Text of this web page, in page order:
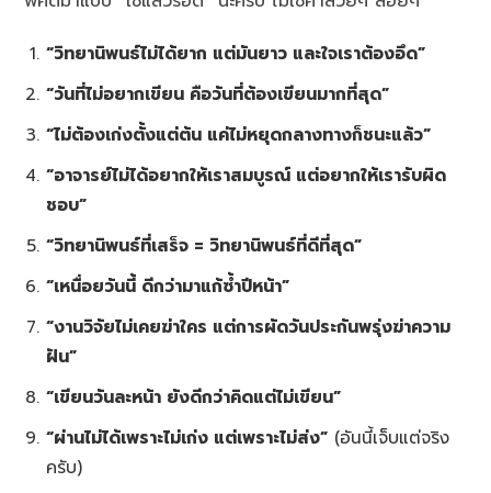
“วิทยานิพนธ์ไม่ได้ยาก แต่มันยาว และใจเราต้องอึด”
“วันที่ไม่อยากเขียน คือวันที่ต้องเขียนมากที่สุด”
“ไม่ต้องเก่งตั้งแต่ต้น แค่ไม่หยุดกลางทางก็ชนะแล้ว”
“อาจารย์ไม่ได้อยากให้เราสมบูรณ์ แต่อยากให้เรารับผิด
ชอบ”
“วิทยานิพนธ์ที่เสร็จ = วิทยานิพนธ์ที่ดีที่สุด”
“เหนื่อยวันนี้ ดีกว่ามาแก้ซ้ำปีหน้า”
“งานวิจัยไม่เคยฆ่าใคร แต่การผัดวันประกันพรุ่งฆ่าความ
ฝัน”
“เขียนวันละหน้า ยังดีกว่าคิดแต่ไม่เขียน”
“ผ่านไม่ได้เพราะไม่เก่ง แต่เพราะไม่ส่ง” (อันนี้เจ็บแต่จริง
ครับ)